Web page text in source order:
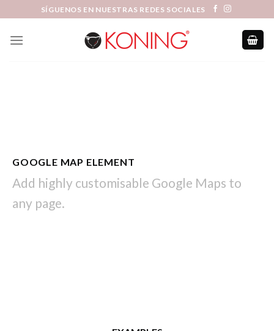
content
SÍGUENOS EN NUESTRAS REDES SOCIALES
GOOGLE MAP ELEMENT
Add highly customisable Google Maps to
any page.